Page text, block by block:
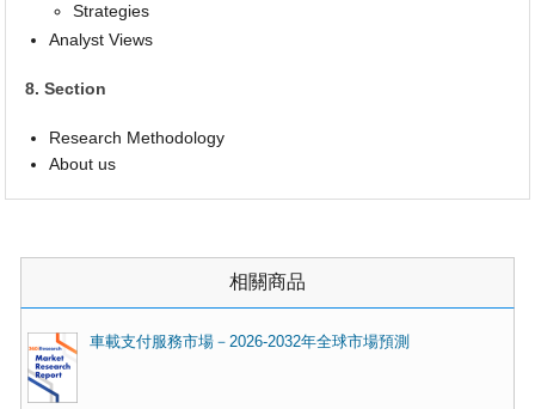
Strategies
Analyst Views
8. Section
Research Methodology
About us
相關商品
車載支付服務市場－2026-2032年全球市場預測